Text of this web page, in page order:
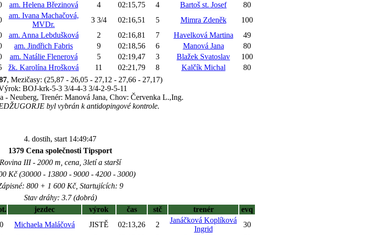
am. Helena Březinová 4 02:15,75 4 Bartoš st. Josef
80
am. Ivana Machačová,
MVDr.
3 3/4 02:16,51 5 Mimra Zdeněk
100
am. Anna Lebdušková 2 02:16,81 7 Havelková Martina
49
am. Jindřich Fabris 9 02:18,56 6 Manová Jana
80
am. Natálie Flenerová 5 02:19,47 3 Blažek Svatoslav
100
žk. Karolína Hrošková 11 02:21,79 8 Kalčík Michal
80
, Mezičasy: (25,87 - 26,05 - 27,12 - 27,66 - 27,17)
BOJ-krk-5-3 3/4-4-3 3/4-2-9-5-11
- Neuberg, Trenér: Manová Jana, Chov: Červenka L.,Ing.
byl vybrán k antidopingové kontrole.
4. dostih, start 14:49:47
1379 Cena společnosti Tipsport
Rovina III - 2000 m, cena, 3letí a starší
Kč (30000 - 13800 - 9000 - 4200 - 3000)
800 + 1 600 Kč, Startujících: 9
Stav dráhy: 3.7 (dobrá)
jezdec výrok čas stč trenér
evq
Michaela Maláčová JISTĚ 02:13,26 2
Janáčková Koplíková
Ingrid
30